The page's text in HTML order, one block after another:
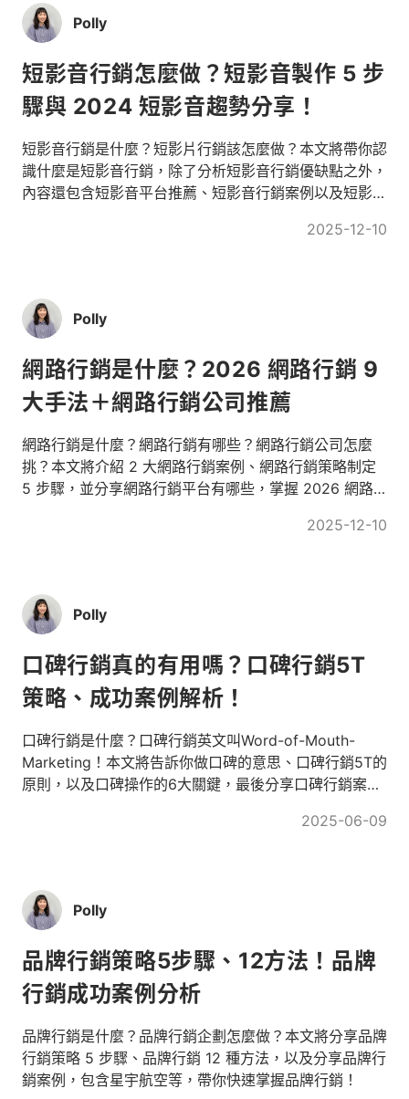
Polly
短影音行銷怎麼做？短影音製作 5 步
驟與 2024 短影音趨勢分享！
短影音行銷是什麼？短影片行銷該怎麼做？本文將帶你認
識什麼是短影音行銷，除了分析短影音行銷優缺點之外，
內容還包含短影音平台推薦、短影音行銷案例以及短影音
2025-12-10
Polly
網路行銷是什麼？2026 網路行銷 9
大手法＋網路行銷公司推薦
網路行銷是什麼？網路行銷有哪些？網路行銷公司怎麼
挑？本文將介紹 2 大網路行銷案例、網路行銷策略制定
5 步驟，並分享網路行銷平台有哪些，掌握 2026 網路
2025-12-10
Polly
口碑行銷真的有用嗎？口碑行銷5T
策略、成功案例解析！
口碑行銷是什麼？口碑行銷英文叫Word-of-Mouth-
Marketing！本文將告訴你做口碑的意思、口碑行銷5T的
原則，以及口碑操作的6大關鍵，最後分享口碑行銷案
2025-06-09
Polly
品牌行銷策略5步驟、12方法！品牌
行銷成功案例分析
品牌行銷是什麼？品牌行銷企劃怎麼做？本文將分享品牌
行銷策略 5 步驟、品牌行銷 12 種方法，以及分享品牌行
銷案例，包含星宇航空等，帶你快速掌握品牌行銷！